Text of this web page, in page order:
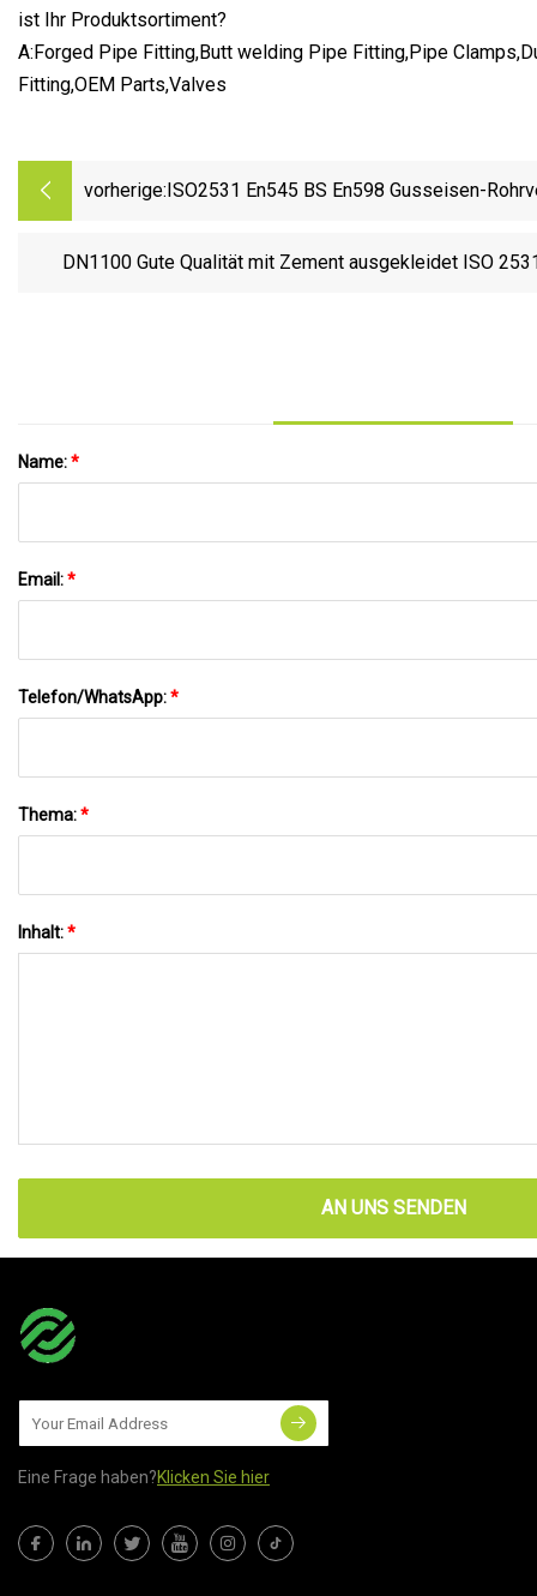
ist Ihr Produktsortiment?
A:Forged Pipe Fitting,Butt welding Pipe Fitting,Pipe
Fitting,OEM Parts,Valves
vorherige: ISO2531 En545 BS En598 Gusseisen-
DN1100 Gute Qualität mit Zement ausgekleidet ISO
Name:*
Email:*
Telefon/WhatsApp:*
Thema:*
Inhalt:*
AN UNS SENDEN
Eine Frage haben?Klicken Sie hier